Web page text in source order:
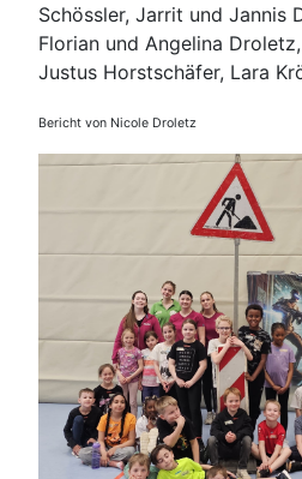
Schössler, Jarrit und Jannis
Florian und Angelina
Justus Horstschäfer, Lara
Bericht von Nicole Droletz